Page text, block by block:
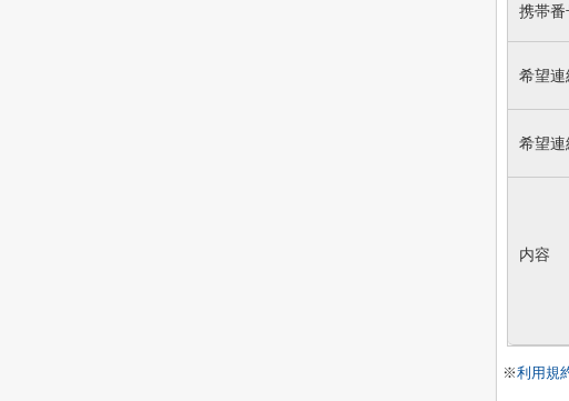
携帯番
希望
希望連
内容
※利用規